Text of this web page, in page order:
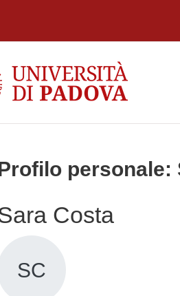
personale:
Costa
SC